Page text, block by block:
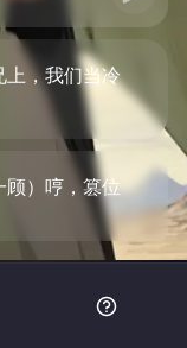
上，我们当冷
顾）哼，篡位